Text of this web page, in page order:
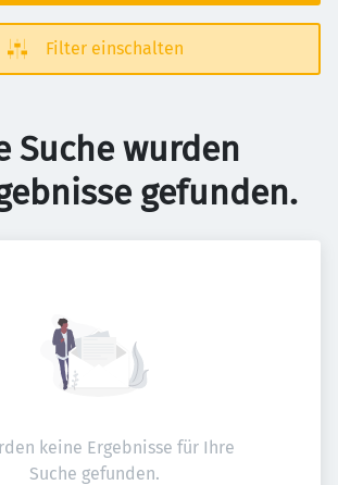
Filter einschalten
Suche wurden
gefunden.
keine Ergebnisse für Ihre
Suche gefunden.